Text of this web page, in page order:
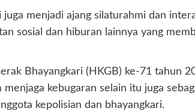
menjadi ajang silaturahmi dan
sosial dan hiburan lainnya yang
Bhayangkari (HKGB) ke-71 tahun
kebugaran selain itu juga
kepolisian dan bhayangkari.